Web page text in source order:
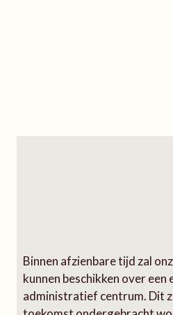
Binnen afzienbare tijd zal
kunnen beschikken over
administratief centrum. Dit